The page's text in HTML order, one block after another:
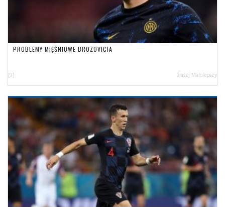
PROBLEMY MIĘŚNIOWE BROZOVICIA
[3] Błażej Małolepszy